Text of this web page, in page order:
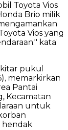
Toyota Vios
Brio milik
Vios yang
kata
pukul
memarkirkan
Pantai
Kecamatan
untuk
hendak